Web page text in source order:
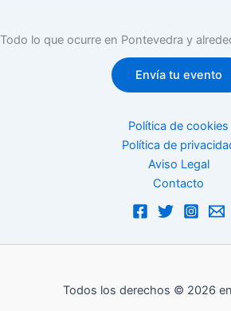
Todo lo que ocurre en Pontevedra y
Envía tu evento
Política de cookies
Política de
Aviso Legal
Contacto
Todos los derechos © 2026